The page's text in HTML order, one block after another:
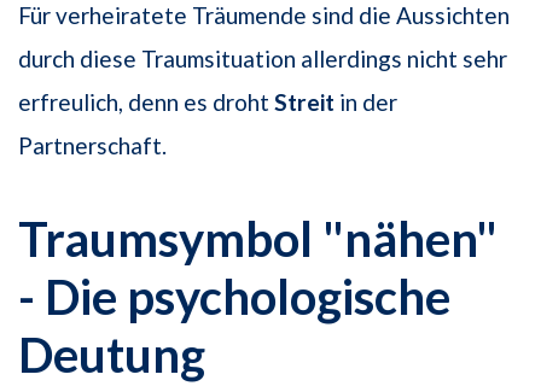
Für verheiratete Träumende sind die Aussichten
durch diese Traumsituation allerdings nicht sehr
erfreulich, denn es droht Streit in der
Partnerschaft.
Traumsymbol "nähen"
- Die psychologische
Deutung